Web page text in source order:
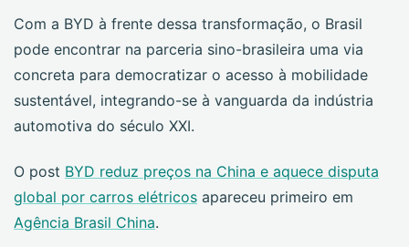
Com a BYD à frente dessa transformação, o Brasil
pode encontrar na parceria sino-brasileira uma via
concreta para democratizar o acesso à mobilidade
sustentável, integrando-se à vanguarda da indústria
automotiva do século XXI.
O post BYD reduz preços na China e aquece disputa
global por carros elétricos apareceu primeiro em
Agência Brasil China.